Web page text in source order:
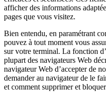
afficher des informations
pages que vous visitez.
Bien entendu, en paramétrant
pouvez à tout moment vous
sur votre terminal. La fonction
plupart des navigateurs Web
navigateur Web d’accepter de
demander au navigateur de le
et comment supprimer et